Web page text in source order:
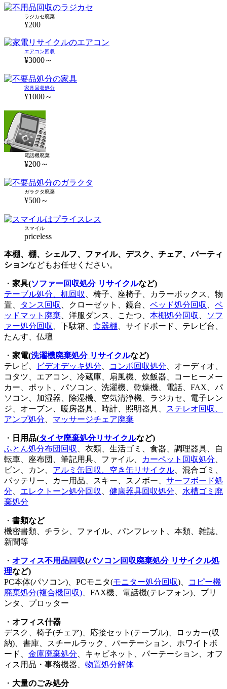
ラジカセ廃棄
¥200
エアコン回収
¥3000～
家具回収処分
¥1000～
電話機廃棄
¥200～
ガラクタ廃棄
¥500～
スマイル
priceless
本棚、棚、シェルフ、ファイル、デスク、チェア、パーティ
ションなどもお任せください。
・ 家具(ソファー回収処分 リサイクルなど)
テーブル処分、机回収
、椅子、座椅子、カラーボックス、物
置、
タンス回収 、クローゼット、鏡台、 ベッド処分回収
ベ
ッドマット廃棄 、洋服ダンス、こたつ、 本棚処分回収
ソフ
ァー処分回収
、下駄箱、 食器棚
、サイドボード、テレビ台、
たんす、仏壇
・ 家電(洗濯機廃棄処分 リサイクルなど)
テレビ、
ビデオデッキ処分 コンポ回収処分 、オーディオ、
コタツ、エアコン、冷蔵庫、扇風機、炊飯器、コーヒーメー
カー、ポット、パソコン、洗濯機、乾燥機、電話、FAX、パ
ソコン、加湿器、除湿機、空気清浄機、ラジカセ、電子レン
ジ、オーブン、暖房器具、時計、照明器具、
ステレオ回収、
アンプ処分
マッサージチェア廃棄
・ 日用品(タイヤ廃棄処分リサイクルなど)
ふとん処分布団回収
、衣類、生活ゴミ、食器、調理器具、自
転車、座布団、筆記用具、ファイル、
カーペット回収処分
ビン、カン、 アルミ缶回収、空き缶リサイクル 、混合ゴミ、
バッテリー、カー用品、スキー、スノボー、 サーフボード処
分
エレクトーン処分回収 健康器具回収処分
水槽ゴミ廃
棄処分
・ 書類など
機密書類、チラシ、ファイル、パンフレット、本類、雑誌、
新聞等
・ オフィス不用品回収(パソコン回収廃棄処分 リサイクル処
理など)
PC本体(パソコン)、PCモニタ(モニター処分回収)、
コピー機
廃棄処分(複合機回収) 、FAX機、電話機(テレフォン)、プリ
ンタ、プロッター
・ オフィス什器
デスク、椅子(チェア)、応接セット(テーブル)、ロッカー(収
納)、書庫、スチールラック、パーテーション、ホワイトボ
ード、 金庫廃棄処分 、キャビネット、パーテーション、オフ
ィス用品・事務機器、 物置処分解体
・ 大量のごみ処分